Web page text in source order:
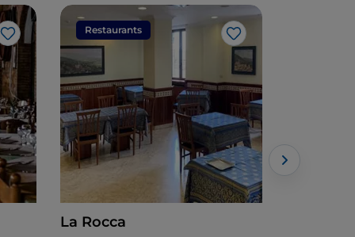
Like
Restaurants
Like
La Rocca